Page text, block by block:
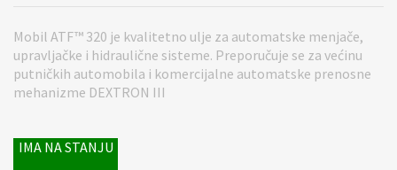
Mobil ATF™ 320 je kvalitetno ulje za automatske menjače,
upravljačke i hidraulične sisteme. Preporučuje se za većinu
putničkih automobila i komercijalne automatske prenosne
mehanizme DEXTRON III
IMA NA STANJU